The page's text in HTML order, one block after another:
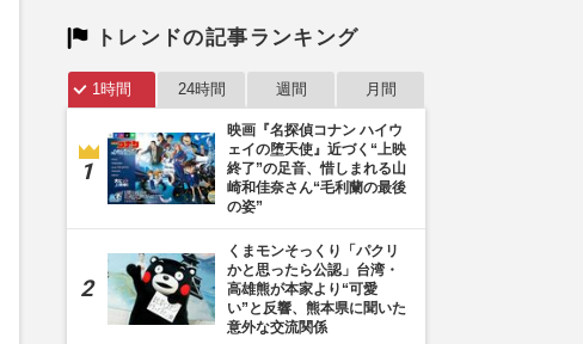
トレンドの記事ランキング
1時間 24時間 週間 月間
映画『名探偵コナン ハイウ
ェイの堕天使』近づく“上映
終了”の足音、惜しまれる山
崎和佳奈さん“毛利蘭の最後
の姿”
くまモンそっくり「パクリ
かと思ったら公認」台湾・
高雄熊が本家より“可愛
い”と反響、熊本県に聞いた
意外な交流関係